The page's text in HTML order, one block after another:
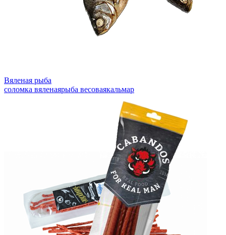
Вяленая рыба
соломка вяленаярыба весоваякальмар